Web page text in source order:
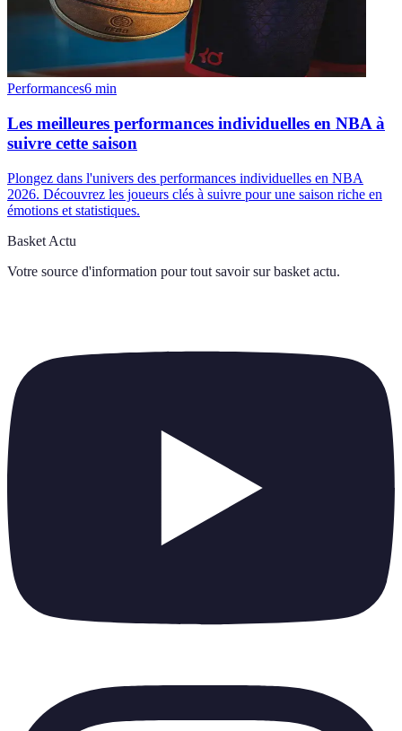
Performances6 min
Les meilleures performances individuelles en NBA à
suivre cette saison
Plongez dans l'univers des performances individuelles en NBA
2026. Découvrez les joueurs clés à suivre pour une saison riche en
émotions et statistiques.
Basket Actu
Votre source d'information pour tout savoir sur basket actu.